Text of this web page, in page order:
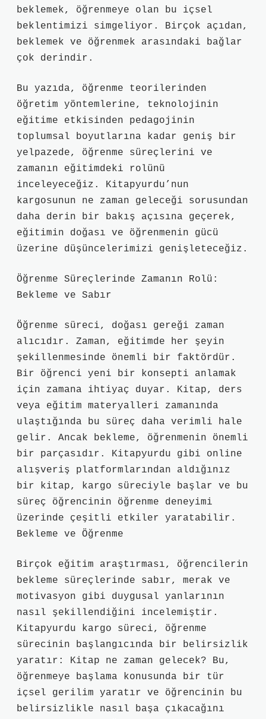
beklemek, öğrenmeye olan bu içsel
beklentimizi simgeliyor. Birçok açıdan,
beklemek ve öğrenmek arasındaki bağlar
çok derindir.
Bu yazıda, öğrenme teorilerinden
öğretim yöntemlerine, teknolojinin
eğitime etkisinden pedagojinin
toplumsal boyutlarına kadar geniş bir
yelpazede, öğrenme süreçlerini ve
zamanın eğitimdeki rolünü
inceleyeceğiz. Kitapyurdu’nun
kargosunun ne zaman geleceği sorusundan
daha derin bir bakış açısına geçerek,
eğitimin doğası ve öğrenmenin gücü
üzerine düşüncelerimizi genişleteceğiz.
Öğrenme Süreçlerinde Zamanın Rolü:
Bekleme ve Sabır
Öğrenme süreci, doğası gereği zaman
alıcıdır. Zaman, eğitimde her şeyin
şekillenmesinde önemli bir faktördür.
Bir öğrenci yeni bir konsepti anlamak
için zamana ihtiyaç duyar. Kitap, ders
veya eğitim materyalleri zamanında
ulaştığında bu süreç daha verimli hale
gelir. Ancak bekleme, öğrenmenin önemli
bir parçasıdır. Kitapyurdu gibi online
alışveriş platformlarından aldığınız
bir kitap, kargo süreciyle başlar ve bu
süreç öğrencinin öğrenme deneyimi
üzerinde çeşitli etkiler yaratabilir.
Bekleme ve Öğrenme
Birçok eğitim araştırması, öğrencilerin
bekleme süreçlerinde sabır, merak ve
motivasyon gibi duygusal yanlarının
nasıl şekillendiğini incelemiştir.
Kitapyurdu kargo süreci, öğrenme
sürecinin başlangıcında bir belirsizlik
yaratır: Kitap ne zaman gelecek? Bu,
öğrenmeye başlama konusunda bir tür
içsel gerilim yaratır ve öğrencinin bu
belirsizlikle nasıl başa çıkacağını